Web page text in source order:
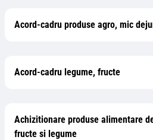
Acord-cadru produse agro, mic
Acord-cadru legume, fructe
Achizitionare produse alimentare
fructe si legume